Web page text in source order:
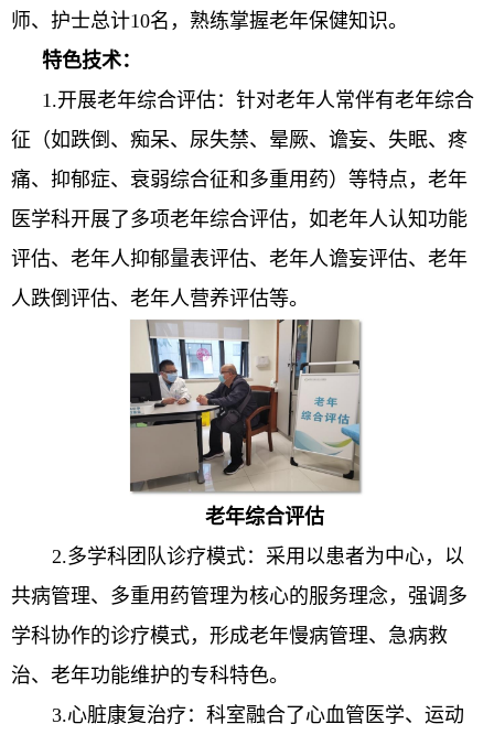
师、护士总计10名，熟练掌握老年保健知识。
特色技术：
1.开展老年综合评估：针对老年人常伴有老年综合
征（如跌倒、痴呆、尿失禁、晕厥、谵妄、失眠、疼
痛、抑郁症、衰弱综合征和多重用药）等特点，老年
医学科开展了多项老年综合评估，如老年人认知功能
评估、老年人抑郁量表评估、老年人谵妄评估、老年
人跌倒评估、老年人营养评估等。
老年综合评估
2.多学科团队诊疗模式：采用以患者为中心，以
共病管理、多重用药管理为核心的服务理念，强调多
学科协作的诊疗模式，形成老年慢病管理、急病救
治、老年功能维护的专科特色。
3.心脏康复治疗：科室融合了心血管医学、运动